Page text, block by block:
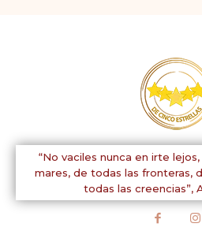
“No vaciles nunca en irte
mares, de todas las fronteras,
todas las creencias”,